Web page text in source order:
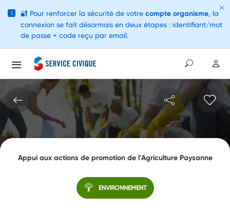
Appui aux actions de promotion de l'Agriculture Paysanne
ENVIRONNEMENT
i 🔐 Pour renforcer la sécurité de votre compte organisme, la
connexion se fait désormais en deux étapes : identifiant/mot
de passe + code reçu par email.